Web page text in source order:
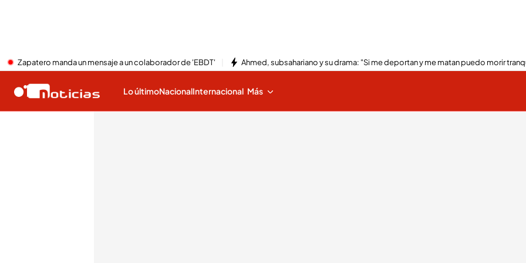
Zapatero manda un mensaje a un colaborador de 'EBDT' Ahmed, subsahariano y su drama: "Si me deportan y me matan puedo morir
Lo últimoNacionalInternacional Más